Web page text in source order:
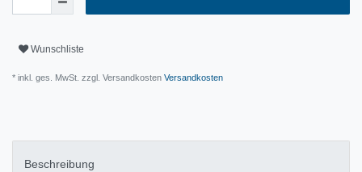
Wunschliste
* inkl. ges. MwSt. zzgl. Versandkosten Versandkosten
Beschreibung